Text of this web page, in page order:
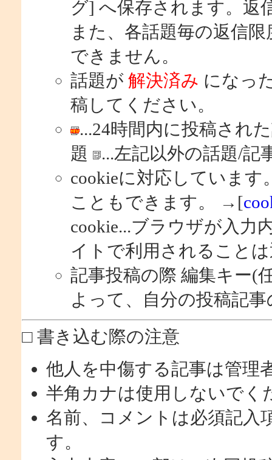
グ] へ保存されます。返
また、各話題毎の返信
できません。
話題が 解決済み になっ
稿してください。
...24時間内に投稿され
題
...左記以外の話題/記
cookieに対応しています
こともできます。 →[
cookie...ブラウザが入力
イトで利用されること
記事投稿の際 編集キー(
よって、自分の投稿記
□ 書き込む際の注意
他人を中傷する記事は管理
半角カナは使用しないでく
名前、コメントは必須記入
す。